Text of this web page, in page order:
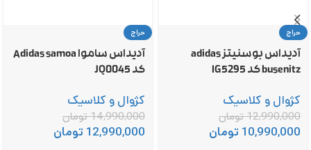
حراج
آدیداس بوسنیتز adidas
busenitz کد IG5295
کژوال و کلاسیک
12,990,000تومان
10,990,000 تومان
حراج
آدیداس ساموا Adidas samoa
کد JQ0045
کژوال و کلاسیک
14,990,000تومان
12,990,000 تومان